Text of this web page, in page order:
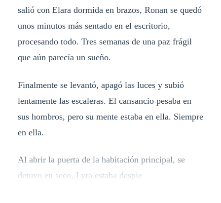
salió con Elara dormida en brazos, Ronan se quedó
unos minutos más sentado en el escritorio,
procesando todo. Tres semanas de una paz frágil
que aún parecía un sueño.
Finalmente se levantó, apagó las luces y subió
lentamente las escaleras. El cansancio pesaba en
sus hombros, pero su mente estaba en ella. Siempre
en ella.
Al abrir la puerta de la habitación principal, se
detuvo en seco, Lyra estaba despie